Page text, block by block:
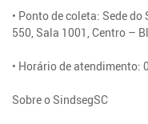
• Ponto de coleta: Sede
550, Sala 1001, Centro –
• Horário de atendimento:
Sobre o SindsegSC